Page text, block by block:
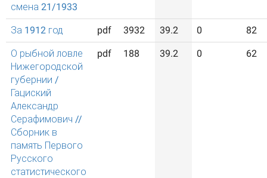
смена 21/1933
За 1912 год pdf 3932 39.2 0 82
О рыбной ловле
Нижегородской
губернии /
Гациский
Александр
Серафимович //
Сборник в
память Первого
Русского
статистического
pdf 188 39.2 0 62